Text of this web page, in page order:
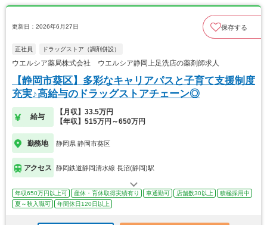
更新日：2026年6月27日 保存する
正社員 ドラッグストア（調剤併設）
ウエルシア薬局株式会社 ウエルシア静岡上足洗店の薬剤師求人
【静岡市葵区】多彩なキャリアパスと子育て支援制度
充実♪高給与のドラッグストアチェーン◎
給与
【月収】33.5万円
【年収】515万円～650万円
勤務地 静岡県 静岡市葵区
アクセス 静岡鉄道静岡清水線 長沼(静岡)駅
年収650万円以上可 産休・育休取得実績有り 車通勤可 店舗数30以上
積極採用中
夏～秋入職可
年間休日120日以上